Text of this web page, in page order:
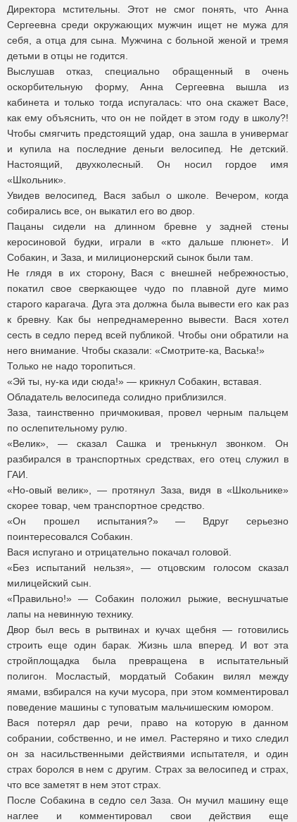
Директора мстительны. Этот не смог понять, что Анна
Сергеевна среди окружающих мужчин ищет не мужа для
себя, а отца для сына. Мужчина с больной женой и тремя
детьми в отцы не годится.
Выслушав отказ, специально обращенный в очень
оскорбительную форму, Анна Сергеевна вышла из
кабинета и только тогда испугалась: что она скажет Васе,
как ему объяснить, что он не пойдет в этом году в школу?!
Чтобы смягчить предстоящий удар, она зашла в универмаг
и купила на последние деньги велосипед. Не детский.
Настоящий, двухколесный. Он носил гордое имя
«Школьник».
Увидев велосипед, Вася забыл о школе. Вечером, когда
собирались все, он выкатил его во двор.
Пацаны сидели на длинном бревне у задней стены
керосиновой будки, играли в «кто дальше плюнет». И
Собакин, и Заза, и милиционерский сынок были там.
Не глядя в их сторону, Вася с внешней небрежностью,
покатил свое сверкающее чудо по плавной дуге мимо
старого карагача. Дуга эта должна была вывести его как раз
к бревну. Как бы непреднамеренно вывести. Вася хотел
сесть в седло перед всей публикой. Чтобы они обратили на
него внимание. Чтобы сказали: «Смотрите-ка, Васька!»
Только не надо торопиться.
«Эй ты, ну-ка иди сюда!» — крикнул Собакин, вставая.
Обладатель велосипеда солидно приблизился.
Заза, таинственно причмокивая, провел черным пальцем
по ослепительному рулю.
«Велик», — сказал Сашка и тренькнул звонком. Он
разбирался в транспортных средствах, его отец служил в
ГАИ.
«Но-овый велик», — протянул Заза, видя в «Школьнике»
скорее товар, чем транспортное средство.
«Он прошел испытания?» — Вдруг серьезно
поинтересовался Собакин.
Вася испугано и отрицательно покачал головой.
«Без испытаний нельзя», — отцовским голосом сказал
милицейский сын.
«Правильно!» — Собакин положил рыжие, веснушчатые
лапы на невинную технику.
Двор был весь в рытвинах и кучах щебня — готовились
строить еще один барак. Жизнь шла вперед. И вот эта
стройплощадка была превращена в испытательный
полигон. Мосластый, мордатый Собакин вилял между
ямами, взбирался на кучи мусора, при этом комментировал
поведение машины с туповатым мальчишеским юмором.
Вася потерял дар речи, право на которую в данном
собрании, собственно, и не имел. Растеряно и тихо следил
он за насильственными действиями испытателя, и один
страх боролся в нем с другим. Страх за велосипед и страх,
что все заметят в нем этот страх.
После Собакина в седло сел Заза. Он мучил машину еще
наглее и комментировал свои действия еще